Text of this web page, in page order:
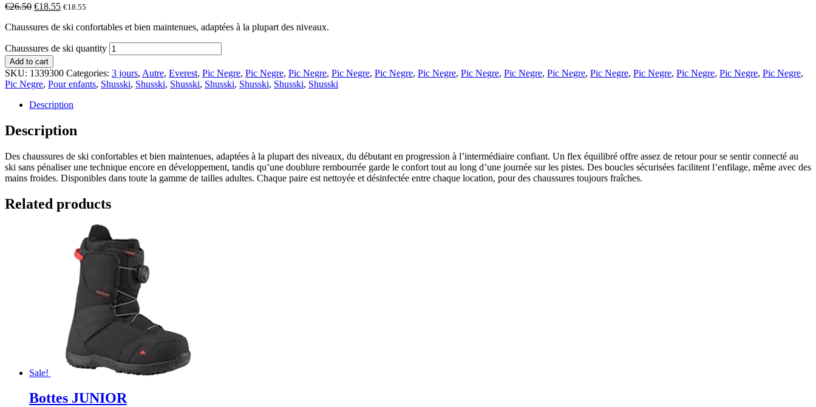
€26.50 €18.55 €18.55
Chaussures de ski confortables et bien maintenues, adaptées à la plupart des niveaux.
Chaussures de ski quantity
Add to cart
SKU: 1339300 Categories: 3 jours, Autre, Everest, Pic Negre, Pic Negre, Pic Negre, Pic Negre, Pic Negre, Pic Negre, Pic Negre, Pic Negre, Pic Negre, Pic Negre, Pic Negre, Pic Negre, Pic Negre, Pic Negre,
Pic Negre, Pour enfants, Shusski, Shusski, Shusski, Shusski, Shusski, Shusski, Shusski
Description
Description
Des chaussures de ski confortables et bien maintenues, adaptées à la plupart des niveaux, du débutant en progression à l’intermédiaire confiant. Un flex équilibré offre assez de retour pour se sentir connecté au
ski sans pénaliser une technique encore en développement, tandis qu’une doublure rembourrée garde le confort tout au long d’une journée sur les pistes. Des boucles sécurisées facilitent l’enfilage, même avec des
mains froides. Disponibles dans toute la gamme de tailles adultes. Chaque paire est nettoyée et désinfectée entre chaque location, pour des chaussures toujours fraîches.
Related products
Sale!
Bottes JUNIOR